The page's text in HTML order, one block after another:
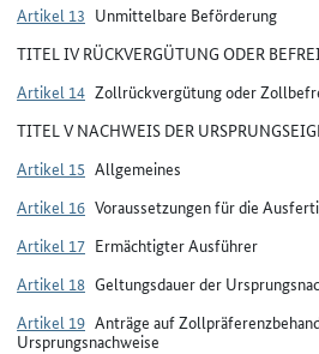
Artikel 13 Unmittelbare Beförderung
TITEL IV RÜCKVERGÜTUNG ODER
Artikel 14 Zollrückvergütung oder
TITEL V NACHWEIS DER
Artikel 15 Allgemeines
Artikel 16 Voraussetzungen für die
Artikel 17 Ermächtigter Ausführer
Artikel 18 Geltungsdauer der
Artikel 19 Anträge auf
Ursprungsnachweise